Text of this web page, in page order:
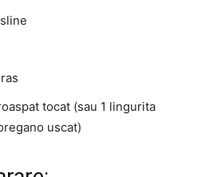
tocat (sau 1 lingurita
uscat)